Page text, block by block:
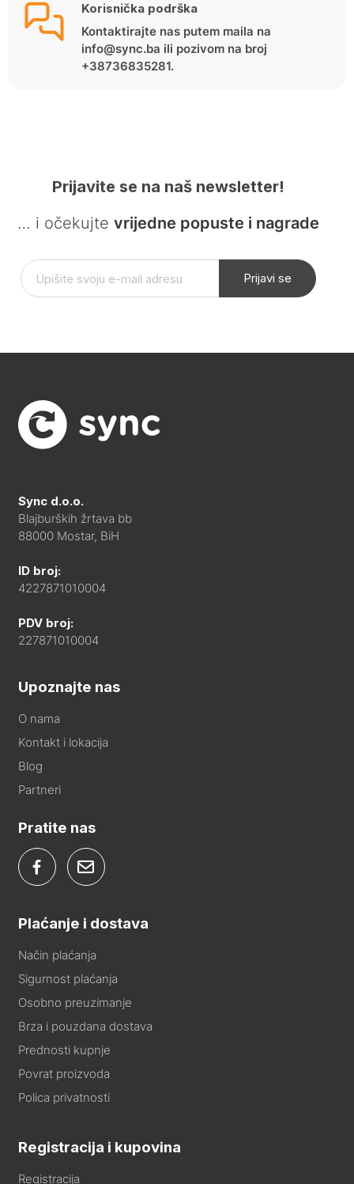
Korisnička podrška
Kontaktirajte nas putem maila na
info@sync.ba ili pozivom na broj
+38736835281.
Prijavite se na naš newsletter!
… i očekujte vrijedne popuste i nagrade
Prijavi se
Sync d.o.o.
Blajburških žrtava bb
88000 Mostar, BiH
ID broj:
4227871010004
PDV broj:
227871010004
Upoznajte nas
O nama
Kontakt i lokacija
Blog
Partneri
Pratite nas
Plaćanje i dostava
Način plaćanja
Sigurnost plaćanja
Osobno preuzimanje
Brza i pouzdana dostava
Prednosti kupnje
Povrat proizvoda
Polica privatnosti
Registracija i kupovina
Registracija